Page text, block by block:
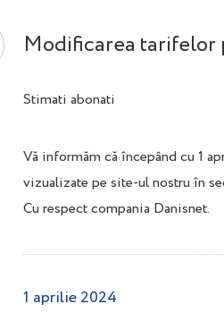
Modificarea
Stimati abonati
Vă informăm că începând cu 1
vizualizate pe site-ul nostru în
Cu respect compania Danisnet.
1 aprilie 2024